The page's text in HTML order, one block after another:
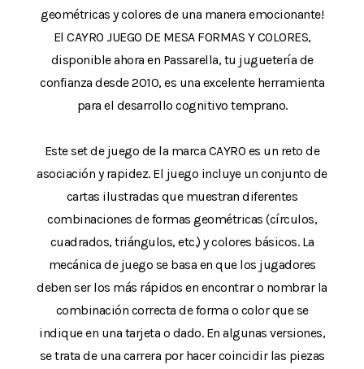
geométricas y colores de una manera emocionante!
El CAYRO JUEGO DE MESA FORMAS Y COLORES,
disponible ahora en Passarella, tu juguetería de
confianza desde 2010, es una excelente herramienta
para el desarrollo cognitivo temprano.
Este set de juego de la marca CAYRO es un reto de
asociación y rapidez. El juego incluye un conjunto de
cartas ilustradas que muestran diferentes
combinaciones de formas geométricas (círculos,
cuadrados, triángulos, etc.) y colores básicos. La
mecánica de juego se basa en que los jugadores
deben ser los más rápidos en encontrar o nombrar la
combinación correcta de forma o color que se
indique en una tarjeta o dado. En algunas versiones,
se trata de una carrera por hacer coincidir las piezas